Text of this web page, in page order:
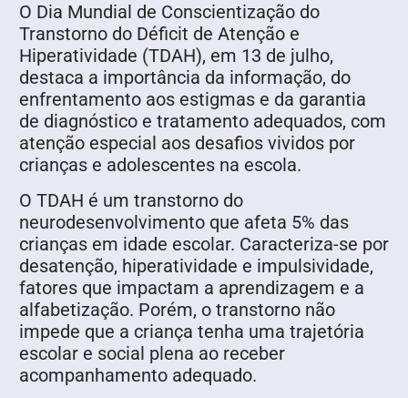
O Dia Mundial de Conscientização do
Transtorno do Déficit de Atenção e
Hiperatividade (TDAH), em 13 de julho,
destaca a importância da informação, do
enfrentamento aos estigmas e da garantia
de diagnóstico e tratamento adequados, com
atenção especial aos desafios vividos por
crianças e adolescentes na escola.
O TDAH é um transtorno do
neurodesenvolvimento que afeta 5% das
crianças em idade escolar. Caracteriza-se por
desatenção, hiperatividade e impulsividade,
fatores que impactam a aprendizagem e a
alfabetização. Porém, o transtorno não
impede que a criança tenha uma trajetória
escolar e social plena ao receber
acompanhamento adequado.